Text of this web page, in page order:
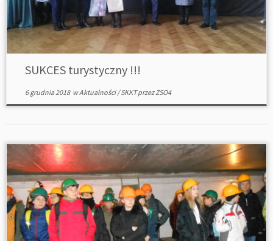
SUKCES turystyczny !!!
6 grudnia 2018wAktualności/SKKTprzezZSO4